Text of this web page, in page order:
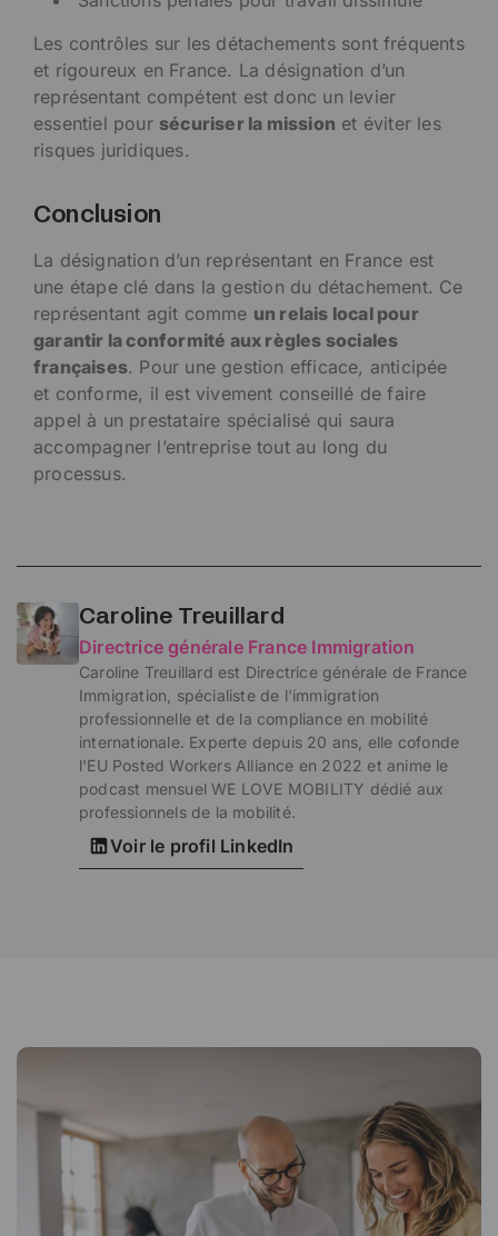
Les contrôles sur les détachements sont fréquents
et rigoureux en France. La désignation d’un
représentant compétent est donc un levier
essentiel pour sécuriser la mission et éviter les
risques juridiques.
Conclusion
La désignation d’un représentant en France est
une étape clé dans la gestion du détachement. Ce
représentant agit comme un relais local pour
garantir la conformité aux règles sociales
françaises. Pour une gestion efficace, anticipée
et conforme, il est vivement conseillé de faire
appel à un prestataire spécialisé qui saura
accompagner l’entreprise tout au long du
processus.
Caroline Treuillard
Directrice générale France Immigration
Caroline Treuillard est Directrice générale de France
Immigration, spécialiste de l'immigration
professionnelle et de la compliance en mobilité
internationale. Experte depuis 20 ans, elle cofonde
l'EU Posted Workers Alliance en 2022 et anime le
podcast mensuel WE LOVE MOBILITY dédié aux
professionnels de la mobilité.
Voir le profil LinkedIn